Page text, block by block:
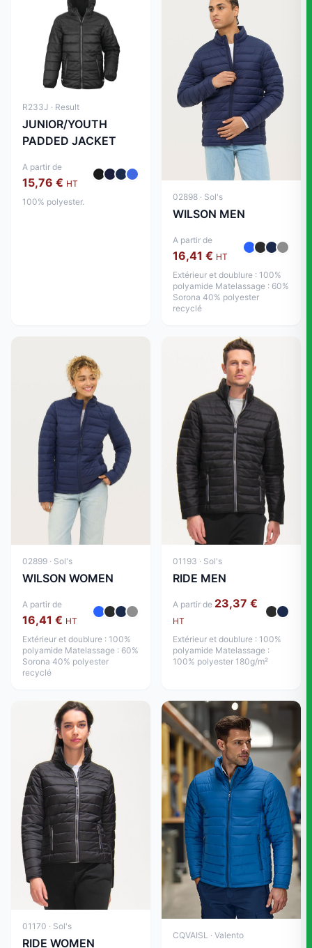
R233J · Result
JUNIOR/YOUTH
PADDED JACKET
A partir de
15,76 € HT
100% polyester.
02898 · Sol's
WILSON MEN
A partir de
16,41 € HT
Extérieur et doublure : 100%
polyamide Matelassage : 60%
Sorona 40% polyester
recyclé
02899 · Sol's
WILSON WOMEN
A partir de
16,41 € HT
Extérieur et doublure : 100%
polyamide Matelassage : 60%
Sorona 40% polyester
recyclé
01193 · Sol's
RIDE MEN
A partir de 23,37 €
HT
Extérieur et doublure : 100%
polyamide Matelassage :
100% polyester 180g/m²
01170 · Sol's
RIDE WOMEN
CQVAISL · Valento